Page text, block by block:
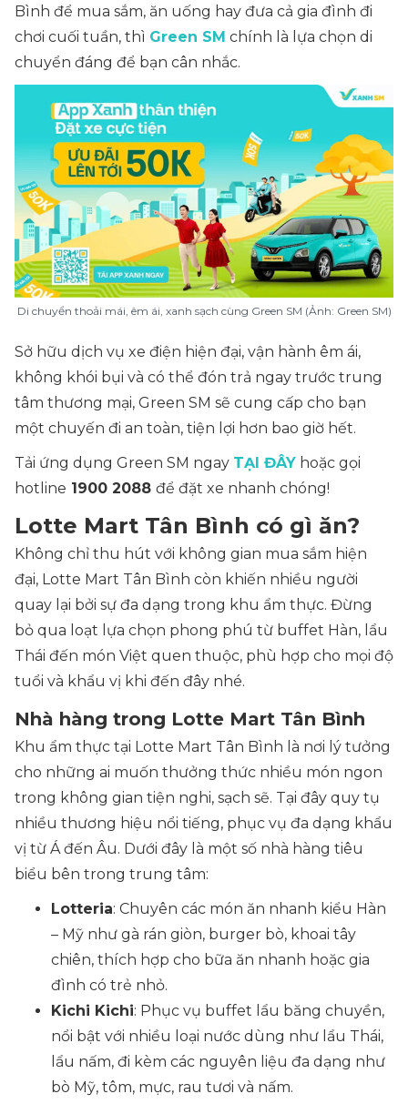
Bình để mua sắm, ăn uống hay đưa cả gia đình đi
chơi cuối tuần, thì Green SM chính là lựa chọn di
chuyển đáng để bạn cân nhắc.
Di chuyển thoải mái, êm ái, xanh sạch cùng Green SM (Ảnh: Green SM)
Sở hữu dịch vụ xe điện hiện đại, vận hành êm ái,
không khói bụi và có thể đón trả ngay trước trung
tâm thương mại, Green SM sẽ cung cấp cho bạn
một chuyến đi an toàn, tiện lợi hơn bao giờ hết.
Tải ứng dụng Green SM ngay TẠI ĐÂY hoặc gọi
hotline 1900 2088 để đặt xe nhanh chóng!
Lotte Mart Tân Bình có gì ăn?
Không chỉ thu hút với không gian mua sắm hiện
đại, Lotte Mart Tân Bình còn khiến nhiều người
quay lại bởi sự đa dạng trong khu ẩm thực. Đừng
bỏ qua loạt lựa chọn phong phú từ buffet Hàn, lẩu
Thái đến món Việt quen thuộc, phù hợp cho mọi độ
tuổi và khẩu vị khi đến đây nhé.
Nhà hàng trong Lotte Mart Tân Bình
Khu ẩm thực tại Lotte Mart Tân Bình là nơi lý tưởng
cho những ai muốn thưởng thức nhiều món ngon
trong không gian tiện nghi, sạch sẽ. Tại đây quy tụ
nhiều thương hiệu nổi tiếng, phục vụ đa dạng khẩu
vị từ Á đến Âu. Dưới đây là một số nhà hàng tiêu
biểu bên trong trung tâm:
Lotteria: Chuyên các món ăn nhanh kiểu Hàn
– Mỹ như gà rán giòn, burger bò, khoai tây
chiên, thích hợp cho bữa ăn nhanh hoặc gia
đình có trẻ nhỏ.
Kichi Kichi: Phục vụ buffet lẩu băng chuyền,
nổi bật với nhiều loại nước dùng như lẩu Thái,
lẩu nấm, đi kèm các nguyên liệu đa dạng như
bò Mỹ, tôm, mực, rau tươi và nấm.